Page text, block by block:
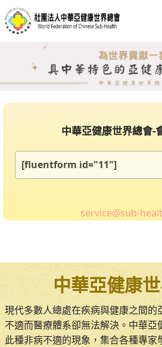
中華亞健康世界總會-
[fluentform id="11"]
service@sub-
中華亞健康
現代多數人總處在疾病與健康之間的
不適而醫療體系卻無法解決。中華
此種非病不適的現象，集合各種專